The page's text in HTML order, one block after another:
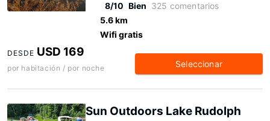
8/10 Bien 325 comentarios
5.6 km
Wifi gratis
DESDE USD 169
por habitación / por noche Seleccionar
Sun Outdoors Lake Rudolph